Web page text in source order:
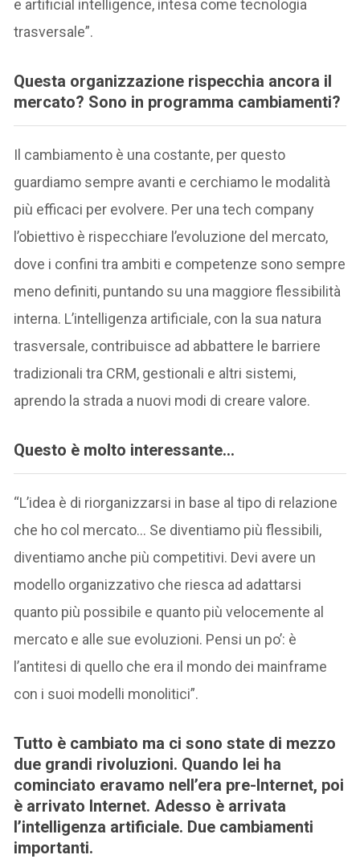
e artificial intelligence, intesa come tecnologia
trasversale”.
Questa organizzazione rispecchia ancora il
mercato? Sono in programma cambiamenti?
Il cambiamento è una costante, per questo
guardiamo sempre avanti e cerchiamo le modalità
più efficaci per evolvere. Per una tech company
l’obiettivo è rispecchiare l’evoluzione del mercato,
dove i confini tra ambiti e competenze sono sempre
meno definiti, puntando su una maggiore flessibilità
interna. L’intelligenza artificiale, con la sua natura
trasversale, contribuisce ad abbattere le barriere
tradizionali tra CRM, gestionali e altri sistemi,
aprendo la strada a nuovi modi di creare valore.
Questo è molto interessante…
“L’idea è di riorganizzarsi in base al tipo di relazione
che ho col mercato… Se diventiamo più flessibili,
diventiamo anche più competitivi. Devi avere un
modello organizzativo che riesca ad adattarsi
quanto più possibile e quanto più velocemente al
mercato e alle sue evoluzioni. Pensi un po’: è
l’antitesi di quello che era il mondo dei mainframe
con i suoi modelli monolitici”.
Tutto è cambiato ma ci sono state di mezzo
due grandi rivoluzioni. Quando lei ha
cominciato eravamo nell’era pre-Internet, poi
è arrivato Internet. Adesso è arrivata
l’intelligenza artificiale. Due cambiamenti
importanti.